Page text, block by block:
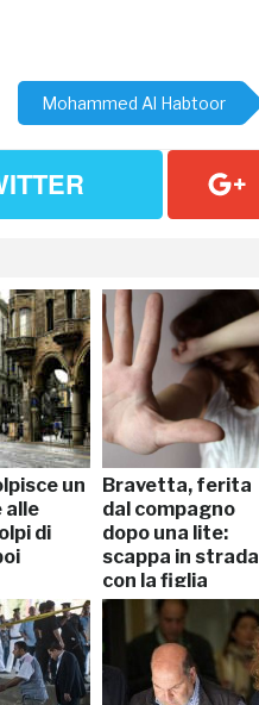
Mohammed Al Habtoor
un
alle
di
Bravetta, ferita
dal compagno
dopo una lite:
scappa in strada
con la figlia